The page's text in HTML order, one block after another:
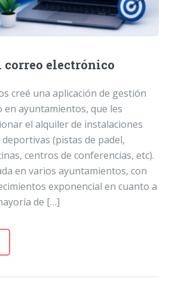
correo electrónico
creé una aplicación de gestión
en ayuntamientos, que les
el alquiler de instalaciones
(pistas de padel,
centros de conferencias, etc).
en varios ayuntamientos, con
exponencial en cuanto a
de […]